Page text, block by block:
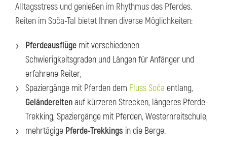
Alltagsstress und genießen im Rhythmus des Pferdes.
Reiten im Soča-Tal bietet Ihnen diverse Möglichkeiten:
Pferdeausflüge mit verschiedenen
Schwierigkeitsgraden und Längen für Anfänger und
erfahrene Reiter,
Spaziergänge mit Pferden dem Fluss Soča entlang,
Geländereitenauf kürzeren Strecken, längeres Pferde-
Trekking, Spaziergänge mit Pferden, Westernreitschule,
mehrtägige Pferde-Trekkings in die Berge.